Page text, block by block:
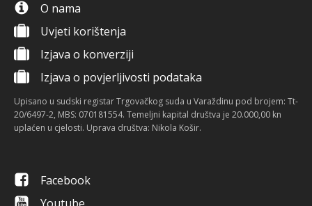
O nama
Uvjeti korištenja
Izjava o konverziji
Izjava o povjerljivosti podataka
Upisano u sudski registar Trgovačkog suda u Varaždinu pod brojem: Tt-
20/6497-2, MBS: 070181554. Temeljni kapital društva je 20.000,00 kn
uplaćen u cjelosti. Uprava društva: Nikola Košir.
Facebook